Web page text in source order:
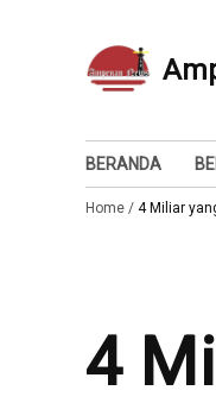
BERANDA
Home / 4 Miliar
4